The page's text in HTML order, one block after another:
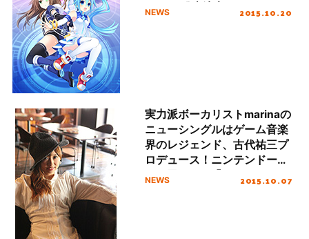
25日に発売決定！OPは
NEWS 2015.10.20
実力派ボーカリストmarinaの
ニューシングルはゲーム音楽
界のレジェンド、古代祐三プ
ロデュース！ニンテンドー
3DS用ソフト「PROJECT X
NEWS 2015.10.07